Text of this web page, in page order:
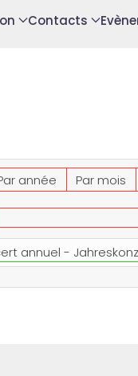
Contacts
année Par mois
annuel -